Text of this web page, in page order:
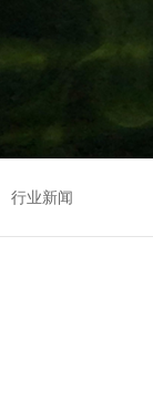
行业新闻